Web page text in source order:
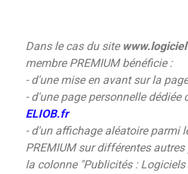
Dans le cas du site
membre PREMIUM bénéficie :
- d'une mise en avant sur la
- d'une page personnelle dédiée
ELIOB.fr
- d'un affichage aléatoire parmi
PREMIUM sur différentes
la colonne "Publicités : Logiciels